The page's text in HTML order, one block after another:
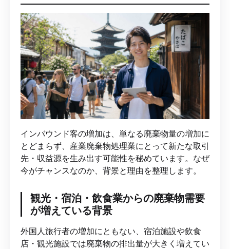
インバウンド客の増加は、単なる廃棄物量の増加に
とどまらず、産業廃棄物処理業にとって新たな取引
先・収益源を生み出す可能性を秘めています。なぜ
今がチャンスなのか、背景と理由を整理します。
観光・宿泊・飲食業からの廃棄物需要
が増えている背景
外国人旅行者の増加にともない、宿泊施設や飲食
店・観光施設では廃棄物の排出量が大きく増えてい